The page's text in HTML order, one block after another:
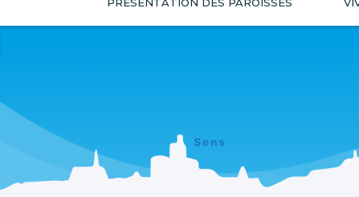
Aller